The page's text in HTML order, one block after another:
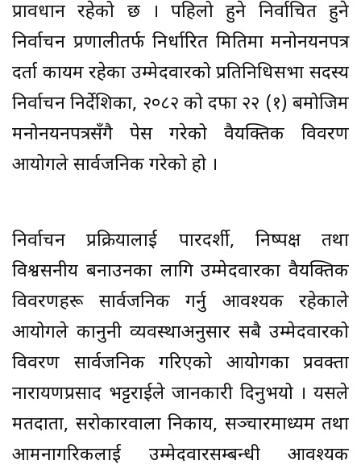
प्रावधान रहेको छ । पहिलो हुने निर्वाचित हुने
निर्वाचन प्रणालीतर्फ निर्धारित मितिमा मनोनयनपत्र
दर्ता कायम रहेका उम्मेदवारको प्रतिनिधिसभा सदस्य
निर्वाचन निर्देशिका, २०८२ को दफा २२ (१) बमोजिम
मनोनयनपत्रसँगै पेस गरेको वैयक्तिक विवरण
आयोगले सार्वजनिक गरेको हो ।
निर्वाचन प्रक्रियालाई पारदर्शी, निष्पक्ष तथा
विश्वसनीय बनाउनका लागि उम्मेदवारका वैयक्तिक
विवरणहरू सार्वजनिक गर्नु आवश्यक रहेकाले
आयोगले कानुनी व्यवस्थाअनुसार सबै उम्मेदवारको
विवरण सार्वजनिक गरिएको आयोगका प्रवक्ता
नारायणप्रसाद भट्टराईले जानकारी दिनुभयो । यसले
मतदाता, सरोकारवाला निकाय, सञ्चारमाध्यम तथा
आमनागरिकलाई उम्मेदवारसम्बन्धी आवश्यक